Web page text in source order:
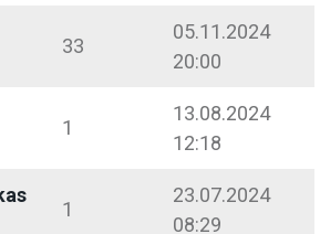
33
05.11.2024
20:00
1
13.08.2024
12:18
1
23.07.2024
08:29